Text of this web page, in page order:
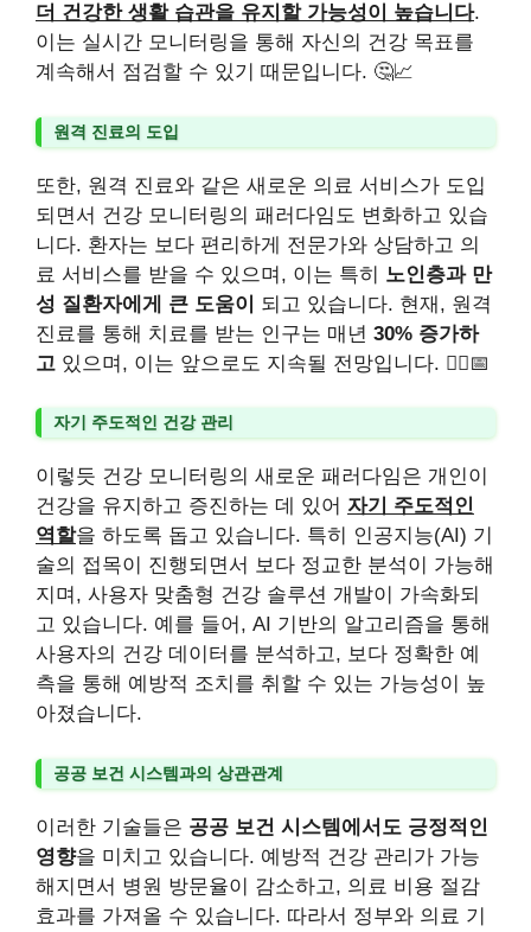
더 건강한 생활 습관을 유지할 가능성이 높습니다.
이는 실시간 모니터링을 통해 자신의 건강 목표를
계속해서 점검할 수 있기 때문입니다. 🤔📈
원격 진료의 도입
또한, 원격 진료와 같은 새로운 의료 서비스가 도입
되면서 건강 모니터링의 패러다임도 변화하고 있습
니다. 환자는 보다 편리하게 전문가와 상담하고 의
료 서비스를 받을 수 있으며, 이는 특히 노인층과 만
성 질환자에게 큰 도움이
되고 있습니다. 현재, 원격
진료를 통해 치료를 받는 인구는 매년 30% 증가하
고 있으며, 이는 앞으로도 지속될 전망입니다. 👩‍⚕️📅
자기 주도적인 건강 관리
이렇듯 건강 모니터링의 새로운 패러다임은 개인이
건강을 유지하고 증진하는 데 있어 자기 주도적인
역할을 하도록 돕고 있습니다. 특히 인공지능(AI) 기
술의 접목이 진행되면서 보다 정교한 분석이 가능해
지며, 사용자 맞춤형 건강 솔루션 개발이 가속화되
고 있습니다. 예를 들어, AI 기반의 알고리즘을 통해
사용자의 건강 데이터를 분석하고, 보다 정확한 예
측을 통해 예방적 조치를 취할 수 있는 가능성이 높
아졌습니다.
공공 보건 시스템과의 상관관계
이러한 기술들은 공공 보건 시스템에서도 긍정적인
영향을 미치고 있습니다. 예방적 건강 관리가 가능
해지면서 병원 방문율이 감소하고, 의료 비용 절감
효과를 가져올 수 있습니다. 따라서 정부와 의료 기